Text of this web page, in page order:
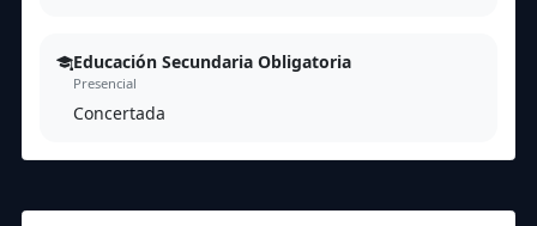
Educación Secundaria Obligatoria
Presencial
Concertada